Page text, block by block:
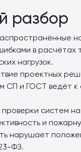
разбор
в расчётах
нагрузок.
проектных
СП и ГОСТ ведёт к
систем на
и
нарушает
ФЗ.